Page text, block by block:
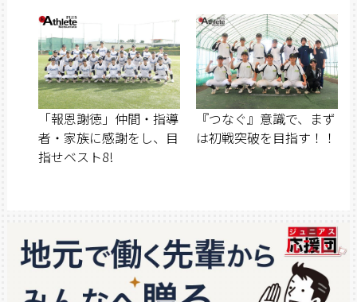
「報恩謝徳」仲間・指導
者・家族に感謝をし、目
指せベスト8!
『つなぐ』意識で、まず
は初戦突破を目指す！！